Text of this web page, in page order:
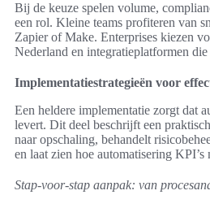
Bij de keuze spelen volume,
een rol. Kleine teams profiteren van
Zapier of Make. Enterprises kiezen
Nederland en integratieplatformen
Implementatiestrategieën voor
Een heldere implementatie zorgt dat
levert. Dit deel beschrijft een
naar opschaling, behandelt
en laat zien hoe automatisering KPI’s
Stap-voor-stap aanpak: van